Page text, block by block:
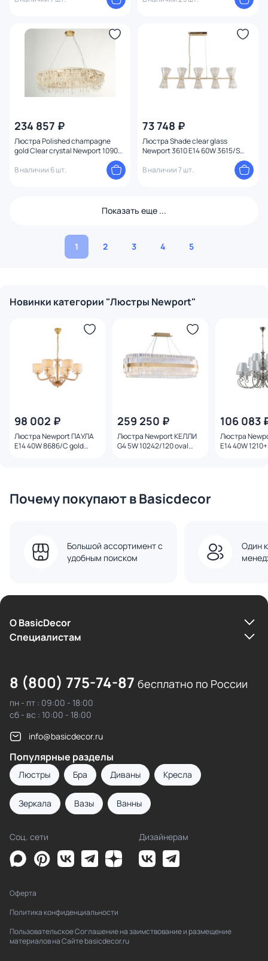
234 857 ₽
Люстра Polished champagne
gold Clear crystal Newport 10900
В наличии 6 шт.
73 748 ₽
Люстра Shade clear glass
Newport 3610 E14 60W 3615/S
В наличии 7 шт.
Показать еще ...
1 2 3 4 5
Новинки категории "Люстры Newport"
98 002 ₽
Люстра Newport ПАУЛА
E14 40W 8686/C gold
259 250 ₽
Люстра Newport КЕЛЛИ
G4 5W 10242/120 oval
106 083
Люстра
E14 40W
Почему покупают в Basicdecor
Большой ассортимент с
удобным поиском
Один
О BasicDecor
Cпециалистам
8 (800) 775-74-87 бесплатно по России
пн - пт : 09:00 - 18:00
сб - вс : 10:00 - 18:00
info@basicdecor.ru
Популярные разделы
Люстры Бра Диваны Кресла
Зеркала Вазы Ванны
Соц. сети Дизайнерам
Оферта
Политика конфиденциальности
Пользовательское Соглашение на заимствование и размещение
материалов на Сайте basicdecor.ru